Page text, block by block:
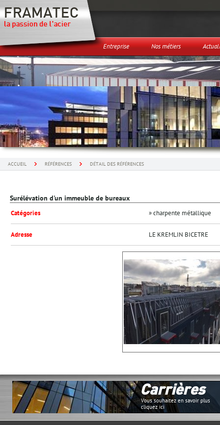
Entreprise Nos métiers
ACCUEIL RÉFÉRENCES DÉTAIL DES RÉFÉRENCES
Surélévation d'un immeuble de bureaux
Catégories » charpente métallique
Adresse LE KREMLIN BICETRE
Carrières
Vous souhaitez en savoir plus
cliquez ici